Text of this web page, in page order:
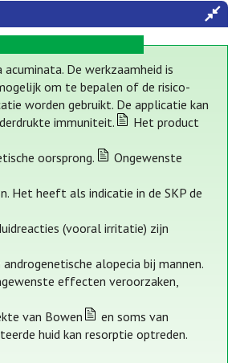
De werkzaamheid is
om te bepalen of de risico-
worden gebruikt. De applicatie kan
immuniteit.
Het product
oorsprong.
Ongewenste
Het heeft als indicatie in de SKP de
(vooral irritatie) zijn
alopecia bij mannen.
effecten veroorzaken,
van Bowen
en soms van
huid kan resorptie optreden.